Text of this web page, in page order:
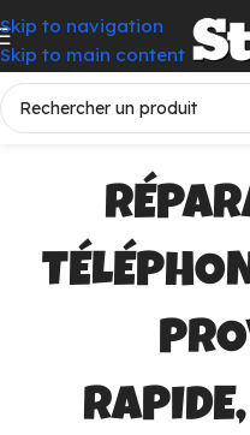
Skip to navigation
Skip to main content